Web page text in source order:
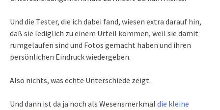
Und die Tester, die ich dabei fand, wiesen extra darauf hin,
daß sie lediglich zu einem Urteil kommen, weil sie damit
rumgelaufen sind und Fotos gemacht haben und ihren
persönlichen Eindruck wiedergeben.
Also nichts, was echte Unterschiede zeigt.
Und dann ist da ja noch als Wesensmerkmal die kleine